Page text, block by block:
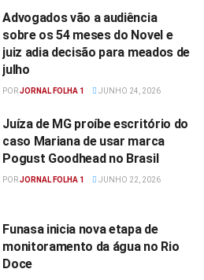
Advogados vão a audiência
sobre os 54 meses do Novel e
juiz adia decisão para meados de
julho
PORJORNAL FOLHA 1 JUNHO 24, 2026
Juíza de MG proíbe escritório do
caso Mariana de usar marca
Pogust Goodhead no Brasil
PORJORNAL FOLHA 1 JUNHO 22, 2026
Funasa inicia nova etapa de
monitoramento da água no Rio
Doce